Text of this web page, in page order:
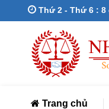
Thứ 2 - Thứ 6 :
Trang chủ